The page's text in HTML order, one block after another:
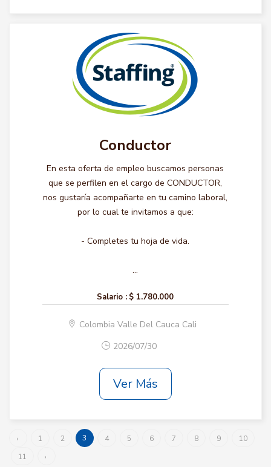
Conductor
En esta oferta de empleo buscamos personas
que se perfilen en el cargo de CONDUCTOR,
nos gustaría acompañarte en tu camino laboral,
por lo cual te invitamos a que:
- Completes tu hoja de vida.
...
Salario : $ 1.780.000
Colombia Valle Del Cauca Cali
2026/07/30
Ver Más
‹ 1 2 3 4 5 6 7 8 9
10
11
›